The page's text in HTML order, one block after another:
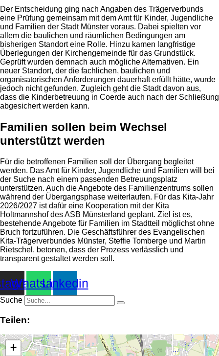
Der Entscheidung ging nach Angaben des Trägerverbunds
eine Prüfung gemeinsam mit dem Amt für Kinder, Jugendliche
und Familien der Stadt Münster voraus. Dabei spielten vor
allem die baulichen und räumlichen Bedingungen am
bisherigen Standort eine Rolle. Hinzu kamen langfristige
Überlegungen der Kirchengemeinde für das Grundstück.
Geprüft wurden demnach auch mögliche Alternativen. Ein
neuer Standort, der die fachlichen, baulichen und
organisatorischen Anforderungen dauerhaft erfüllt hätte, wurde
jedoch nicht gefunden. Zugleich geht die Stadt davon aus,
dass die Kinderbetreuung in Coerde auch nach der Schließung
abgesichert werden kann.
Familien sollen beim Wechsel
unterstützt werden
Für die betroffenen Familien soll der Übergang begleitet
werden. Das Amt für Kinder, Jugendliche und Familien will bei
der Suche nach einem passenden Betreuungsplatz
unterstützen. Auch die Angebote des Familienzentrums sollen
während der Übergangsphase weiterlaufen. Für das Kita-Jahr
2026/2027 ist dafür eine Kooperation mit der Kita
Holtmannshof des ASB Münsterland geplant. Ziel ist es,
bestehende Angebote für Familien im Stadtteil möglichst ohne
Bruch fortzuführen. Die Geschäftsführer des Evangelischen
Kita-Trägerverbundes Münster, Steffie Tomberge und Martin
Rietschel, betonen, dass der Prozess verlässlich und
transparent gestaltet werden soll.
Whatsapp
Linkedin
Suche
Teilen:
+